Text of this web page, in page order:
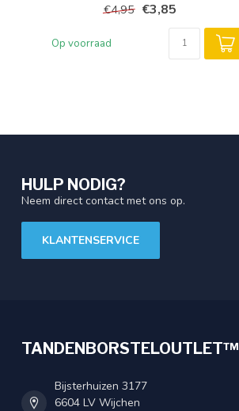
€4,95 €3,85
Op voorraad
HULP NODIG?
Neem direct contact met ons op.
KLANTENSERVICE
TANDENBORSTELOUTLET™
Bijsterhuizen 3177
6604 LV Wijchen